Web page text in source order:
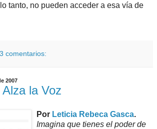
tanto, no pueden acceder a esa vía de
3 comentarios:
2007
la Voz
Por Leticia Rebeca Gasca.
Imagina que tienes el poder de